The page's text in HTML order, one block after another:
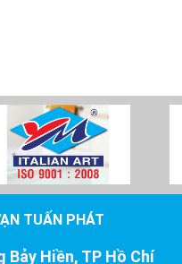
TUẤN PHÁT
Bảy Hiền, TP Hồ Chí